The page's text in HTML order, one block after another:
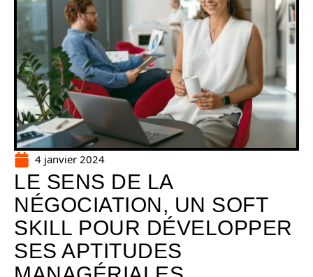
4 janvier 2024
LE SENS DE LA
NÉGOCIATION, UN SOFT
SKILL POUR DÉVELOPPER
SES APTITUDES